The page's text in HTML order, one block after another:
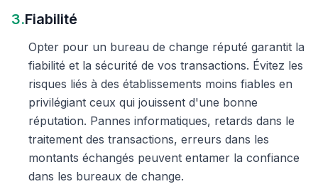
3.Fiabilité
Opter pour un bureau de change réputé garantit la
fiabilité et la sécurité de vos transactions. Évitez les
risques liés à des établissements moins fiables en
privilégiant ceux qui jouissent d'une bonne
réputation. Pannes informatiques, retards dans le
traitement des transactions, erreurs dans les
montants échangés peuvent entamer la confiance
dans les bureaux de change.